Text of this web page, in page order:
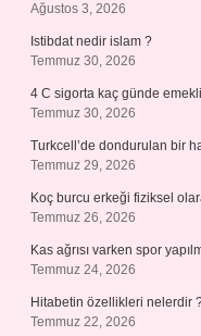
Ağustos 3, 2026
Istibdat nedir islam ?
Temmuz 30, 2026
4 C sigorta kaç günde
Temmuz 30, 2026
Turkcell’de dondurulan bir
Temmuz 29, 2026
Koç burcu erkeği fiziksel
Temmuz 26, 2026
Kas ağrısı varken spor
Temmuz 24, 2026
Hitabetin özellikleri nelerdir
Temmuz 22, 2026